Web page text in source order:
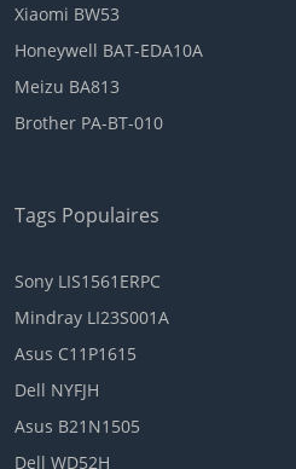
Xiaomi BW53
Honeywell BAT-EDA10A
Meizu BA813
Brother PA-BT-010
Tags Populaires
Sony LIS1561ERPC
Mindray LI23S001A
Asus C11P1615
Dell NYFJH
Asus B21N1505
Dell WD52H